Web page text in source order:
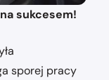
sukcesem!
sporej pracy